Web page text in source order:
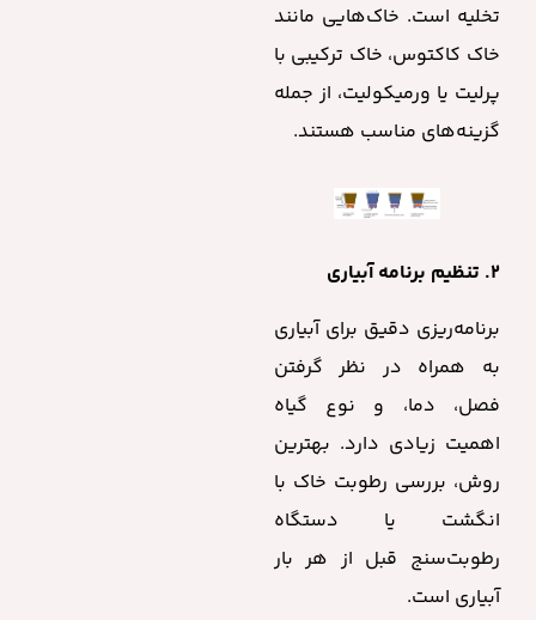
تخلیه است. خاک‌هایی مانند
خاک کاکتوس، خاک ترکیبی با
پرلیت یا ورمیکولیت، از جمله
گزینه‌های مناسب هستند.
۲. تنظیم برنامه آبیاری
برنامه‌ریزی دقیق برای آبیاری
به همراه در نظر گرفتن
فصل، دما، و نوع گیاه
اهمیت زیادی دارد. بهترین
روش، بررسی رطوبت خاک با
انگشت یا دستگاه
رطوبت‌سنج قبل از هر بار
آبیاری است.